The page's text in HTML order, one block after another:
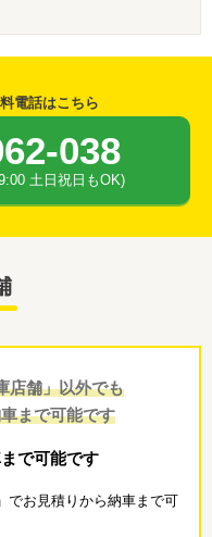
電話はこちら
038
土日祝日もOK)
店舗」以外でも
まで可能です
で可能です
でお見積りから納車まで可